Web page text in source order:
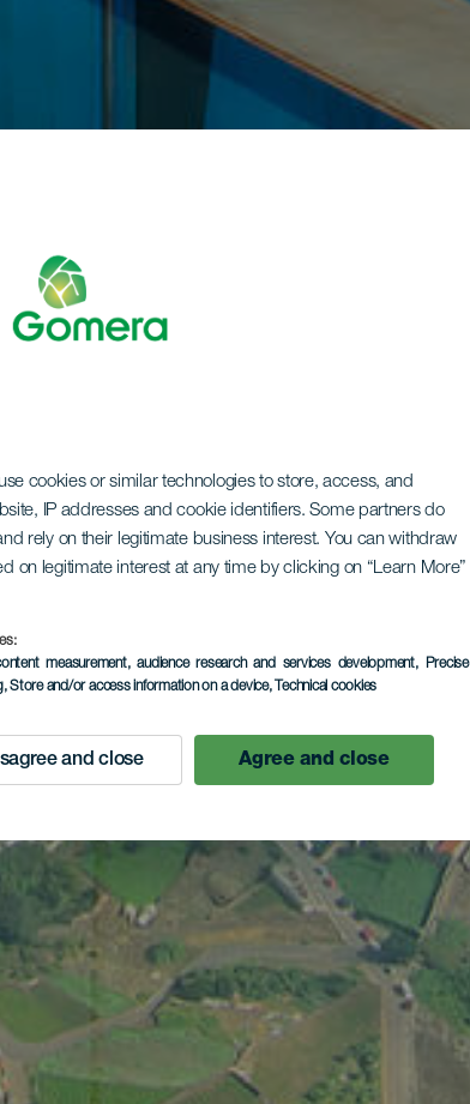
cookies or similar technologies to store, access, and
IP addresses and cookie identifiers. Some partners do
rely on their legitimate business interest. You can withdraw
on legitimate interest at any time by clicking on “Learn More”
measurement, audience research and services development, Precise
, Store and/or access information on a device, Technical cookies
and close Agree and close